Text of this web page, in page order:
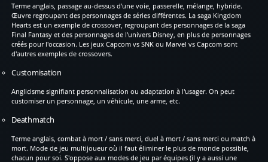
Terme anglais, passage au-dessus d'une voie, passerelle, mélange, hybride.
Œuvre regroupant des personnages de séries différentes. La saga Kingdom
Hearts est un exemple de crossover, regroupant des personnages de la saga
Final Fantasy et des personnages de l'univers Disney, en plus de personnages
créés pour l'occasion. Les jeux Capcom vs SNK ou Marvel vs Capcom sont
d'autres exemples de crossovers.
Customisation
Anglicisme signifiant personnalisation ou adaptation à l'usager. On peut
customiser un personnage, un véhicule, une arme, etc.
Deathmatch
Terme anglais, combat à mort / sans merci, duel à mort / sans merci ou match à
mort. Mode de jeu multijoueur où il faut éliminer le plus de monde possible,
chacun pour soi. S'oppose aux modes de jeu par équipes (il y a aussi une